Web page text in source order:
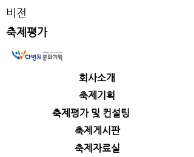
비전
축제평가
회사소개
​축제기획
​축제평가 및 컨설팅
​축제게시판
​축제자료실